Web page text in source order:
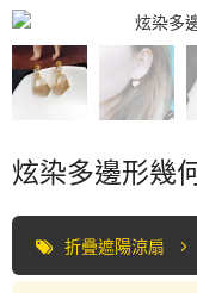
全部商品
炫染多邊形幾
折疊遮陽涼扇